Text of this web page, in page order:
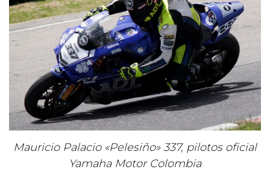
Mauricio Palacio «Pelesiño» 337, pilotos oficial
Yamaha Motor Colombia